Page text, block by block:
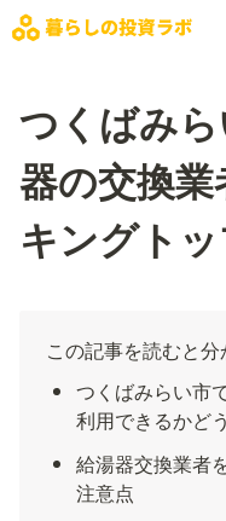
つくばみ
器の交換
キングト
この記事を読むと分
つくばみらい市
利用できるかど
給湯器交換業者
注意点